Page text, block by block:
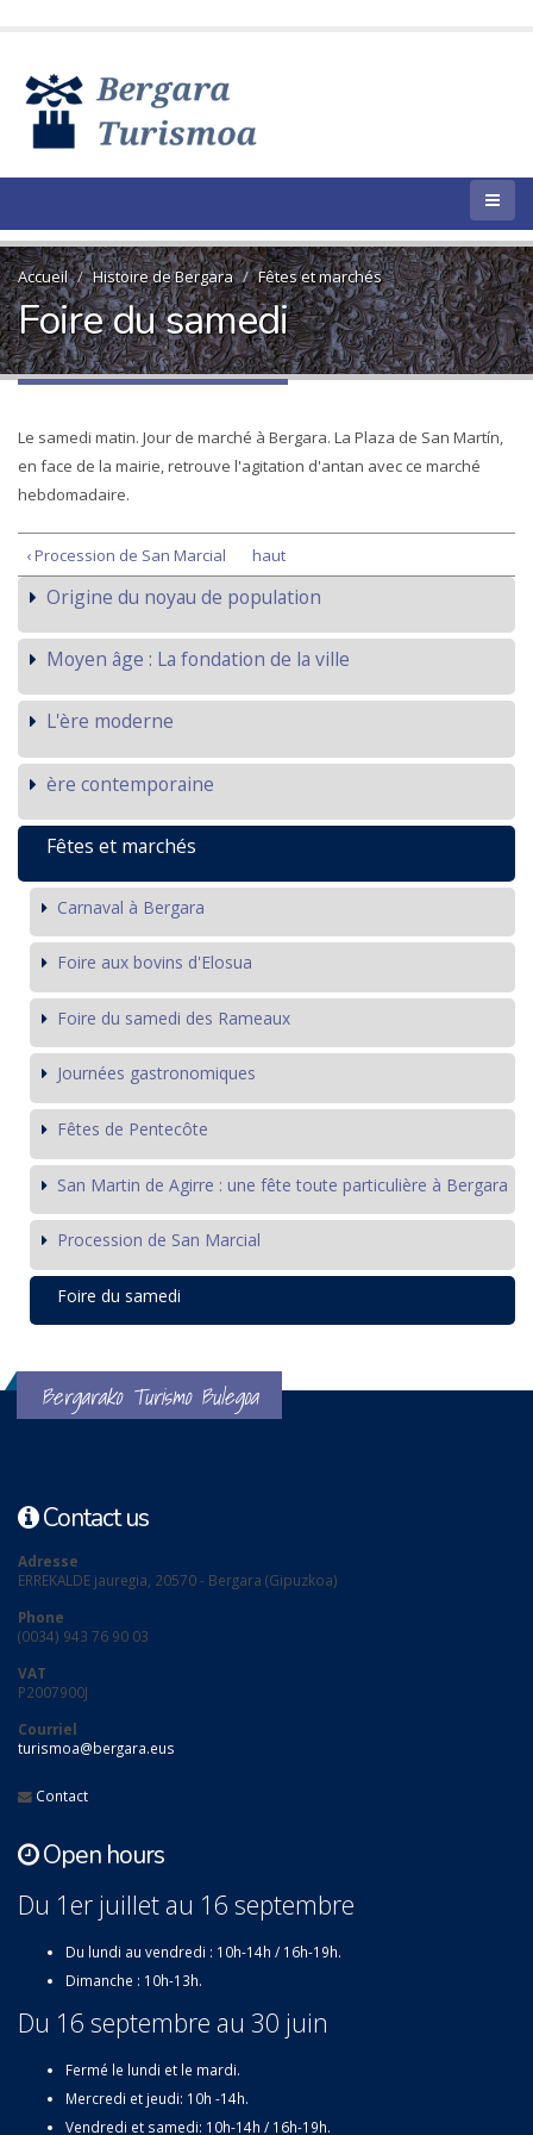
Accueil Histoire de Bergara Fêtes et marchés
Foire du samedi
Le samedi matin. Jour de marché à Bergara. La Plaza de San Martín,
en face de la mairie, retrouve l'agitation d'antan avec ce marché
hebdomadaire.
‹ Procession de San Marcial haut
Origine du noyau de population
Moyen âge : La fondation de la ville
L'ère moderne
ère contemporaine
Fêtes et marchés
Carnaval à Bergara
Foire aux bovins d'Elosua
Foire du samedi des Rameaux
Journées gastronomiques
Fêtes de Pentecôte
San Martin de Agirre : une fête toute particulière à Bergara
Procession de San Marcial
Foire du samedi
Bergarako Turismo Bulegoa
Contact us
Adresse
ERREKALDE jauregia, 20570 - Bergara (Gipuzkoa)
Phone
(0034) 943 76 90 03
VAT
P2007900J
Courriel
turismoa@bergara.eus
Contact
Open hours
Du 1er juillet au 16 septembre
Du lundi au vendredi : 10h-14h / 16h-19h.
Dimanche : 10h-13h.
Du 16 septembre au 30 juin
Fermé le lundi et le mardi.
Mercredi et jeudi: 10h -14h.
Vendredi et samedi: 10h-14h / 16h-19h.